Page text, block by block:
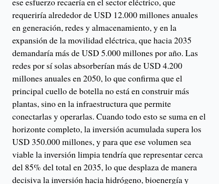
requeriría alrededor de USD 12.000 millones anuales
en generación, redes y almacenamiento, y en la
expansión de la movilidad eléctrica, que hacia 2035
demandaría más de USD 5.000 millones por año. Las
redes por sí solas absorberían más de USD 4.200
millones anuales en 2050, lo que confirma que el
principal cuello de botella no está en construir más
plantas, sino en la infraestructura que permite
conectarlas y operarlas. Cuando todo esto se suma en el
horizonte completo, la inversión acumulada supera los
USD 350.000 millones, y para que ese volumen sea
viable la inversión limpia tendría que representar cerca
del 85% del total en 2035, lo que desplaza de manera
decisiva la inversión hacia hidrógeno, bioenergía y